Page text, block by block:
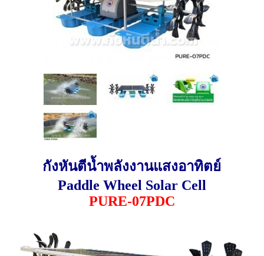
กังหันตีน้ำพลังงานแสงอาทิตย์
Paddle Wheel Solar Cell
PURE-07PDC